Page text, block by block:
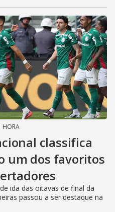
HORA
classifica
um dos favoritos
ida das oitavas de final da
passou a ser destaque na